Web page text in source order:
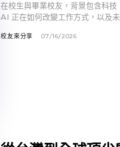
在校生與畢業校友，背景包含科
AI 正在如何改變工作方式，以及
校友來分享 07/16/2026